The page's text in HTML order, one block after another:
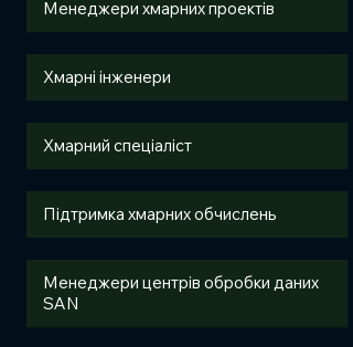
Менеджери хмарних проектів
Хмарні інженери
Хмарний спеціаліст
Підтримка хмарних обчислень
Менеджери центрів обробки даних
SAN